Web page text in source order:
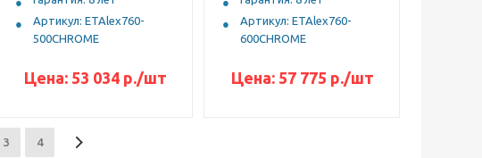
Артикул: ETAlex760-
500CHROME
Цена: 53 034 р./шт
Артикул: ETAlex760-
600CHROME
Цена: 57 775 р./шт
3 4